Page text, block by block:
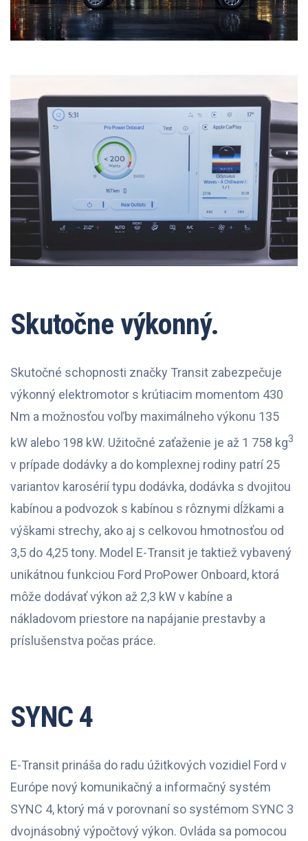
Skutočne výkonný.
Skutočné schopnosti značky Transit zabezpečuje
výkonný elektromotor s krútiacim momentom 430
Nm a možnosťou voľby maximálneho výkonu 135
kW alebo 198 kW. Užitočné zaťaženie je až 1 758 kg3
v prípade dodávky a do komplexnej rodiny patrí 25
variantov karosérií typu dodávka, dodávka s dvojitou
kabínou a podvozok s kabínou s rôznymi dĺžkami a
výškami strechy, ako aj s celkovou hmotnosťou od
3,5 do 4,25 tony. Model E-Transit je taktiež vybavený
unikátnou funkciou Ford ProPower Onboard, ktorá
môže dodávať výkon až 2,3 kW v kabíne a
nákladovom priestore na napájanie prestavby a
príslušenstva počas práce.
SYNC 4
E-Transit prináša do radu úžitkových vozidiel Ford v
Európe nový komunikačný a informačný systém
SYNC 4, ktorý má v porovnaní so systémom SYNC 3
dvojnásobný výpočtový výkon. Ovláda sa pomocou